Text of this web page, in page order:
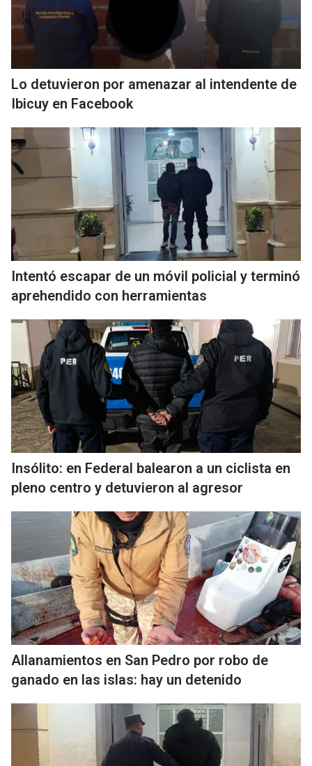
Lo detuvieron por amenazar al intendente de
Ibicuy en Facebook
Intentó escapar de un móvil policial y terminó
aprehendido con herramientas
Insólito: en Federal balearon a un ciclista en
pleno centro y detuvieron al agresor
Allanamientos en San Pedro por robo de
ganado en las islas: hay un detenido